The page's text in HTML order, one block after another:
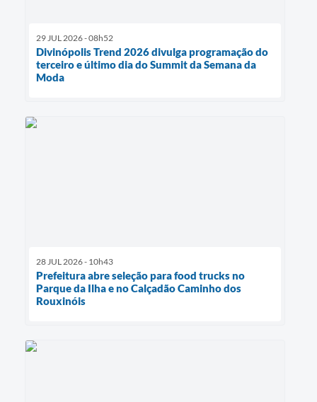
29 JUL 2026 - 08h52
Divinópolis Trend 2026 divulga programação do
terceiro e último dia do Summit da Semana da
Moda
28 JUL 2026 - 10h43
Prefeitura abre seleção para food trucks no
Parque da Ilha e no Calçadão Caminho dos
Rouxinóis